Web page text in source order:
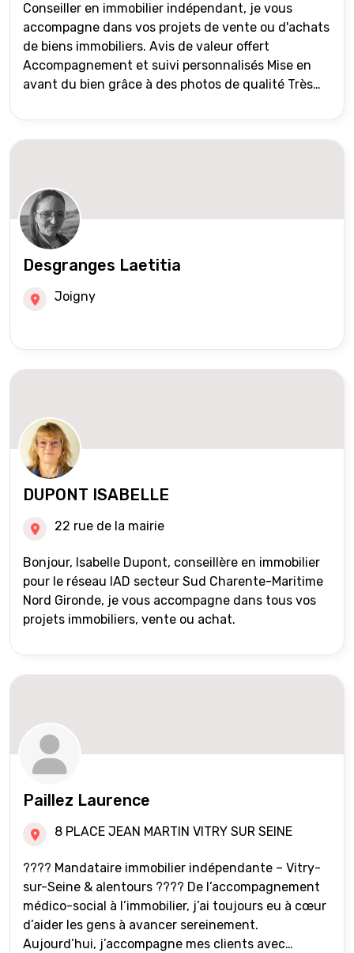
Conseiller en immobilier indépendant, je vous
accompagne dans vos projets de vente ou d'achats
de biens immobiliers. Avis de valeur offert
Accompagnement et suivi personnalisés Mise en
avant du bien grâce à des photos de qualité Très
international) Validation du financement des
acquéreurs auprès de partenaires financiers
réseau Iad France et Iad Deutschland Inter agence
Desgranges Laetitia
Joigny
DUPONT ISABELLE
22 rue de la mairie
Bonjour, Isabelle Dupont, conseillère en immobilier
pour le réseau IAD secteur Sud Charente-Maritime
Nord Gironde, je vous accompagne dans tous vos
projets immobiliers, vente ou achat.
Paillez Laurence
8 PLACE JEAN MARTIN VITRY SUR SEINE
???? Mandataire immobilier indépendante – Vitry-
sur-Seine & alentours ???? De l’accompagnement
médico-social à l’immobilier, j’ai toujours eu à cœur
d’aider les gens à avancer sereinement.
Aujourd’hui, j’accompagne mes clients avec